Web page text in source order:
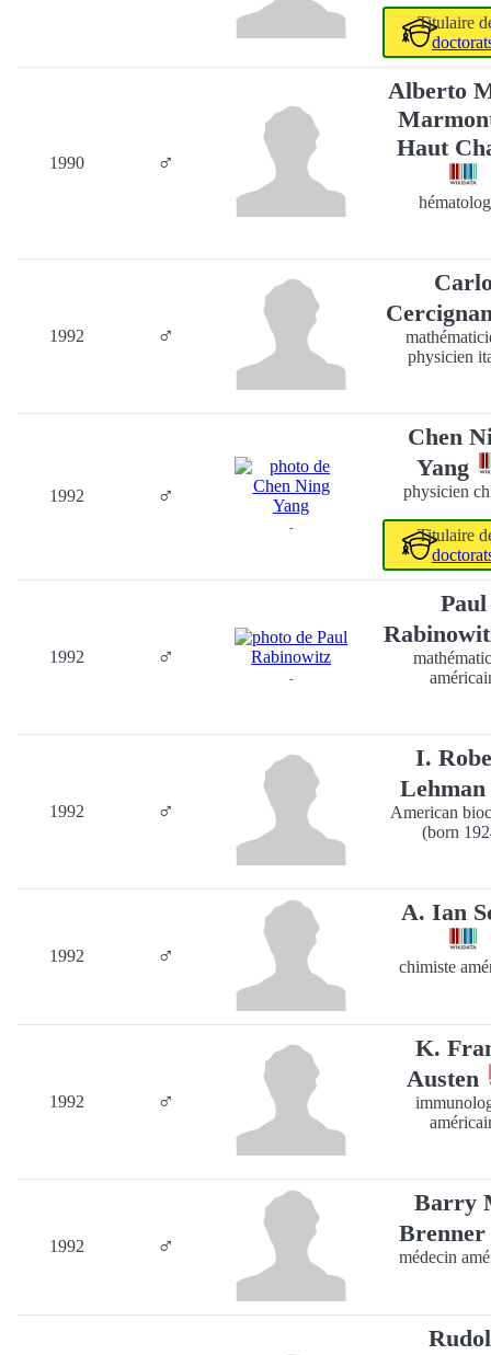
Titulaire
1990 ♂
Alberto
Haut
1992 ♂
physicien
1992 ♂
-
Chen
Yang
physicien
Titulaire
1992 ♂
-
Paul
1992 ♂
I.
Lehman
American
(born
1992 ♂
A. Ian
chimiste
1992 ♂
K.
Austen
1992 ♂
Barry
médecin